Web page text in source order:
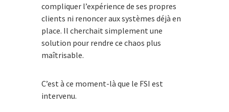
compliquer l’expérience de ses propres
clients ni renoncer aux systèmes déjà en
place. Il cherchait simplement une
solution pour rendre ce chaos plus
maîtrisable.
C’est à ce moment-là que le FSI est
intervenu.